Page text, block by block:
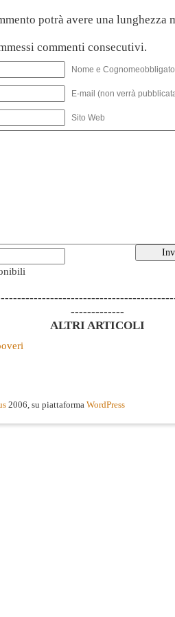
potrà avere una lunghezza
commenti consecutivi.
Nome e
E-mail (non verrà
Sito Web
-------------
ALTRI ARTICOLI
2006, su piattaforma WordPress